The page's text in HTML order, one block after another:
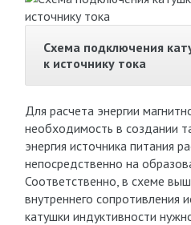
Схема подключения
к источнику тока
Для расчета энергии
необходимость в создании
энергия источника питания
непосредственно на
Соответственно, в схеме
внутреннего сопротивления
катушки индуктивности